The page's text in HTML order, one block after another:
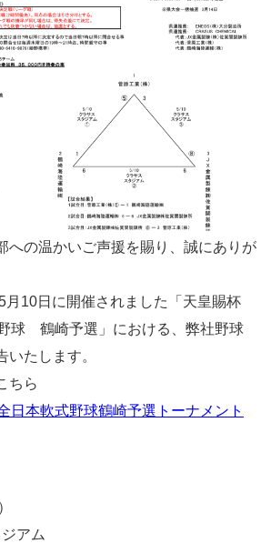
への温かいご声援を賜り、誠にありが
月10日に開催されました「天皇賜杯
球 鶴崎予選」における、弊社野球
いたします。
ちら
本軟式野球鶴崎予選トーナメント
アム